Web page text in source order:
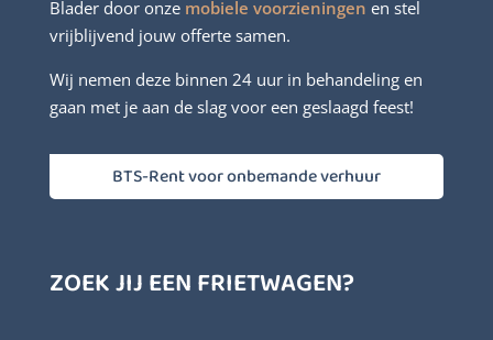
Blader door onze mobiele voorzieningen en stel
vrijblijvend jouw offerte samen.
Wij nemen deze binnen 24 uur in behandeling en
gaan met je aan de slag voor een geslaagd feest!
BTS-Rent voor onbemande verhuur
ZOEK JIJ EEN FRIETWAGEN?